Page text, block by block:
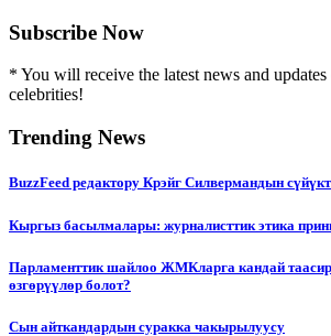
Subscribe Now
* You will receive the latest news and
celebrities!
Trending News
BuzzFeed редактору Крэйг Силвермандын
Кыргыз басылмалары: журналисттик этика
Парламенттик шайлоо ЖМКларга кандай
өзгөрүүлөр болот?
Сын айткандардын суракка чакырылуусу